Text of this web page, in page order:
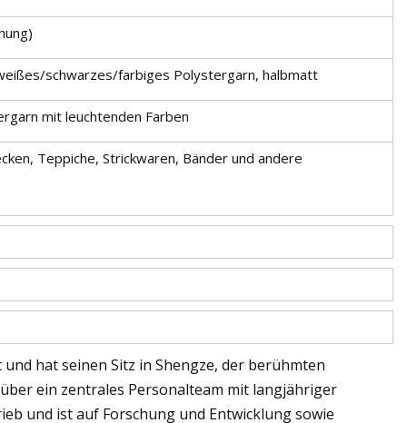
schwarzes/farbiges Polystergarn, halbmatt
mit leuchtenden Farben
Teppiche, Strickwaren, Bänder und andere
hat seinen Sitz in Shengze, der berühmten
ein zentrales Personalteam mit langjähriger
und ist auf Forschung und Entwicklung sowie